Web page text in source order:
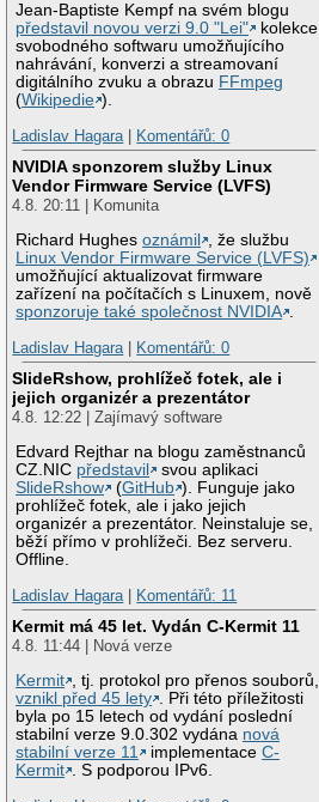
Jean-Baptiste Kempf na svém blogu
představil novou verzi 9.0 "Lei"
kolekce
svobodného softwaru umožňujícího
nahrávání, konverzi a streamovaní
digitálního zvuku a obrazu FFmpeg
(Wikipedie ).
Ladislav Hagara | Komentářů: 0
NVIDIA sponzorem služby Linux
Vendor Firmware Service (LVFS)
4.8. 20:11 | Komunita
Richard Hughesoznámil
, že službu
Linux Vendor Firmware Service (LVFS)
umožňující aktualizovat firmware
zařízení na počítačích s Linuxem, nově
sponzoruje také společnost NVIDIA .
Ladislav Hagara | Komentářů: 0
SlideRshow, prohlížeč fotek, ale i
jejich organizér a prezentátor
4.8. 12:22 | Zajímavý software
Edvard Rejthar na blogu zaměstnanců
CZ.NIC představil
svou aplikaci
SlideRshow
(GitHub ). Funguje jako
prohlížeč fotek, ale i jako jejich
organizér a prezentátor. Neinstaluje se,
běží přímo v prohlížeči. Bez serveru.
Offline.
Ladislav Hagara | Komentářů: 11
Kermit má 45 let. Vydán C-Kermit 11
4.8. 11:44 | Nová verze
Kermit
, tj. protokol pro přenos souborů,
vznikl před 45 lety
. Při této příležitosti
byla po 15 letech od vydání poslední
stabilní verze 9.0.302 vydána nová
stabilní verze 11
implementaceC-
Kermit
. S podporou IPv6.